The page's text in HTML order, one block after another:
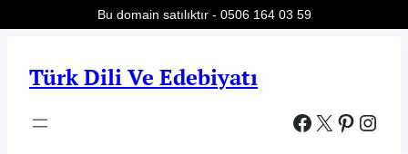
Türk Dili Ve Edebiyatı
Facebook X Pinterest Instagram
Bu domain satılıktır - 0506 164 03 59